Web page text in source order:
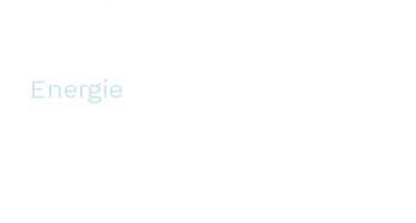
Energie